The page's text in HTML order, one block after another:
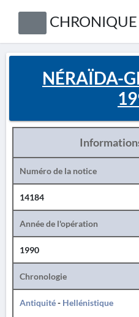
NÉRAÏDA-
Numéro de la notice
14184
Année de l'opération
1990
Chronologie
Antiquité- Hellénistique